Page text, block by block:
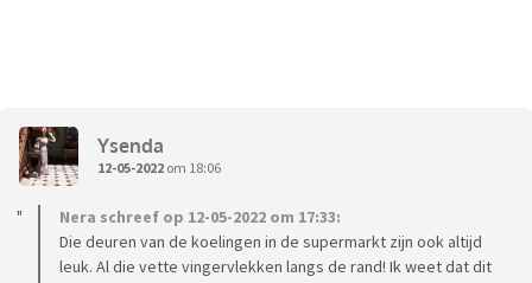
Ysenda
12-05-2022 om 18:06
Nera schreef op 12-05-2022 om 17:33:
Die deuren van de koelingen in de supermarkt zijn ook altijd
leuk. Al die vette vingervlekken langs de rand! Ik weet dat dit